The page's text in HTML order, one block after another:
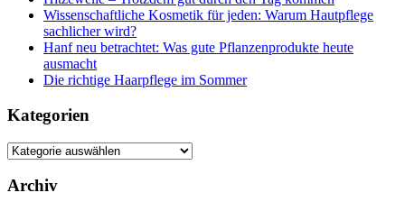
Wissenschaftliche Kosmetik für jeden: Warum Hautpflege
sachlicher wird?
Hanf neu betrachtet: Was gute Pflanzenprodukte heute
ausmacht
Die richtige Haarpflege im Sommer
Kategorien
Kategorien
Archiv